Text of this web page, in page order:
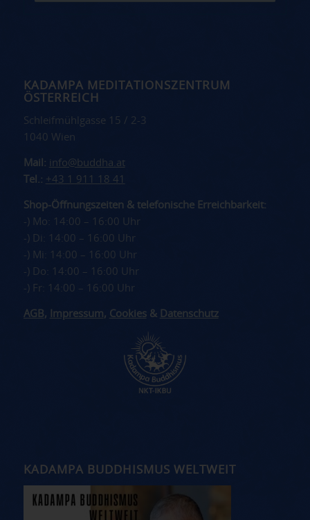
KADAMPA MEDITATIONSZENTRUM
ÖSTERREICH
Schleifmühlgasse 15 / 2-3
1040 Wien
Mail: info@buddha.at
Tel.: +43 1 911 18 41
Shop-Öffnungszeiten & telefonische Erreichbarkeit:
-) Mo: 14:00 – 16:00 Uhr
-) Di: 14:00 – 16:00 Uhr
-) Mi: 14:00 – 16:00 Uhr
-) Do: 14:00 – 16:00 Uhr
-) Fr: 14:00 – 16:00 Uhr
AGB , Impressum, Cookies& Datenschutz
KADAMPA BUDDHISMUS WELTWEIT